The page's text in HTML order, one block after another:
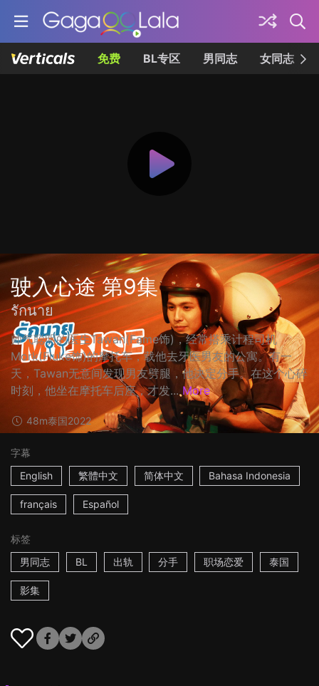
免费 BL专区 男同志 女同志
驶入心途 第9集
รักนาย
帅气聪明的医生Tawan(Fame饰)，经常搭乘计程司机
Mork(Fluke饰)的摩托车，载他去牙医男友的公寓。有一
天，Tawan无意间发现男友劈腿，他决定分手。在这个心碎
时刻，他坐在摩托车后座，才发... More
48m泰国2022
字幕
English
繁體中文 简体中文 Bahasa Indonesia
français Español
标签
男同志
BL 出轨 分手 职场恋爱 泰国
影集